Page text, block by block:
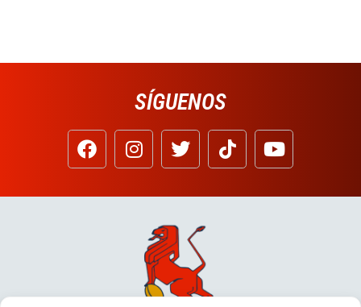
SÍGUENOS